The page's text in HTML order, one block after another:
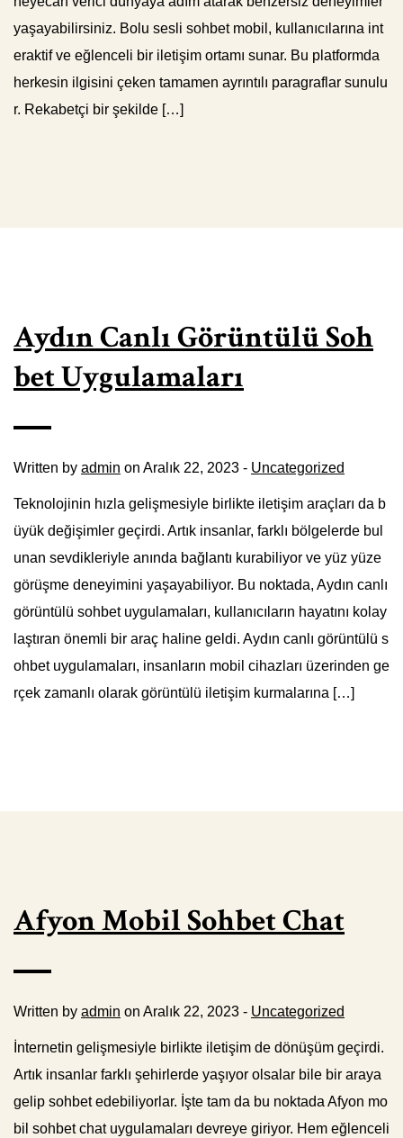
yaşayabilirsiniz. Bolu sesli sohbet mobil, kullanıcılarına int
eraktif ve eğlenceli bir iletişim ortamı sunar. Bu platformda
herkesin ilgisini çeken tamamen ayrıntılı paragraflar sunulu
r. Rekabetçi bir şekilde […]
Aydın Canlı Görüntülü Soh
bet Uygulamaları
Written by admin on Aralık 22, 2023 - Uncategorized
Teknolojinin hızla gelişmesiyle birlikte iletişim araçları da b
üyük değişimler geçirdi. Artık insanlar, farklı bölgelerde bul
unan sevdikleriyle anında bağlantı kurabiliyor ve yüz yüze
görüşme deneyimini yaşayabiliyor. Bu noktada, Aydın canlı
görüntülü sohbet uygulamaları, kullanıcıların hayatını kolay
laştıran önemli bir araç haline geldi. Aydın canlı görüntülü s
ohbet uygulamaları, insanların mobil cihazları üzerinden ge
rçek zamanlı olarak görüntülü iletişim kurmalarına […]
Afyon Mobil Sohbet Chat
Written by admin on Aralık 22, 2023 - Uncategorized
İnternetin gelişmesiyle birlikte iletişim de dönüşüm geçirdi.
Artık insanlar farklı şehirlerde yaşıyor olsalar bile bir araya
gelip sohbet edebiliyorlar. İşte tam da bu noktada Afyon mo
bil sohbet chat uygulamaları devreye giriyor. Hem eğlenceli